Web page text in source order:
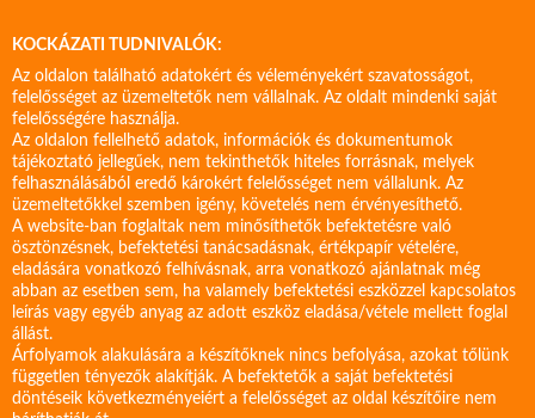
KOCKÁZATI TUDNIVALÓK:
Az oldalon található adatokért és véleményekért szavatosságot,
felelősséget az üzemeltetők nem vállalnak. Az oldalt mindenki saját
felelősségére használja.
Az oldalon fellelhető adatok, információk és dokumentumok
tájékoztató jellegűek, nem tekinthetők hiteles forrásnak, melyek
felhasználásából eredő károkért felelősséget nem vállalunk. Az
üzemeltetőkkel szemben igény, követelés nem érvényesíthető.
A website-ban foglaltak nem minősíthetők befektetésre való
ösztönzésnek, befektetési tanácsadásnak, értékpapír vételére,
eladására vonatkozó felhívásnak, arra vonatkozó ajánlatnak még
abban az esetben sem, ha valamely befektetési eszközzel kapcsolatos
leírás vagy egyéb anyag az adott eszköz eladása/vétele mellett foglal
állást.
Árfolyamok alakulására a készítőknek nincs befolyása, azokat tőlünk
független tényezők alakítják. A befektetők a saját befektetési
döntéseik következményeiért a felelősséget az oldal készítőire nem